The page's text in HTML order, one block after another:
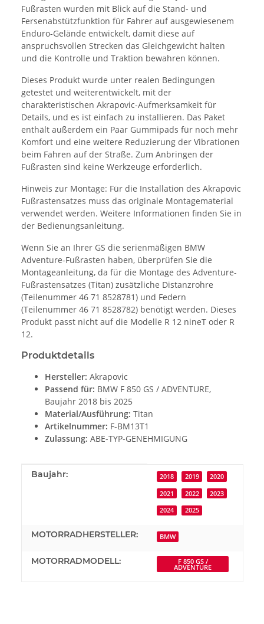
Fußrasten wurden mit Blick auf die Stand- und
Fersenabstützfunktion für Fahrer auf ausgewiesenem
Enduro-Gelände entwickelt, damit diese auf
anspruchsvollen Strecken das Gleichgewicht halten
und die Kontrolle und Traktion bewahren können.
Dieses Produkt wurde unter realen Bedingungen
getestet und weiterentwickelt, mit der
charakteristischen Akrapovic-Aufmerksamkeit für
Details, und es ist einfach zu installieren. Das Paket
enthält außerdem ein Paar Gummipads für noch mehr
Komfort und eine weitere Reduzierung der Vibrationen
beim Fahren auf der Straße. Zum Anbringen der
Fußrasten sind keine Werkzeuge erforderlich.
Hinweis zur Montage: Für die Installation des Akrapovic
Fußrastensatzes muss das originale Montagematerial
verwendet werden. Weitere Informationen finden Sie in
der Bedienungsanleitung.
Wenn Sie an Ihrer GS die serienmäßigen BMW
Adventure-Fußrasten haben, überprüfen Sie die
Montageanleitung, da für die Montage des Adventure-
Fußrastensatzes (Titan) zusätzliche Distanzrohre
(Teilenummer 46 71 8528781) und Federn
(Teilenummer 46 71 8528782) benötigt werden. Dieses
Produkt passt nicht auf die Modelle R 12 nineT oder R
12.
Produktdetails
Hersteller: Akrapovic
Passend für: BMW F 850 GS / ADVENTURE,
Baujahr 2018 bis 2025
Material/Ausführung: Titan
Artikelnummer: F-BM13T1
Zulassung: ABE-TYP-GENEHMIGUNG
Produkteigenschaft
Wert
Baujahr: 2018 2019 2020
2021 2022 2023
2024 2025
MOTORRADHERSTELLER: BMW
MOTORRADMODELL: F 850 GS /
ADVENTURE